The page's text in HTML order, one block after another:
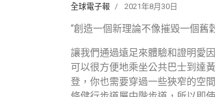
全球電子報 2021年8月30日
“創造一個新理論不像摧毀一個
讓我們通過遠足來體驗和證明愛
可以很方便地乘坐公共巴士到達
登，你也需要穿過一些狹窄的空